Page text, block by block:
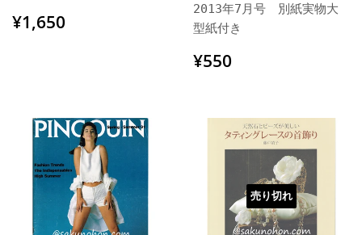
通
常
¥1,650
2013年7月号 別紙実物大
型紙付き
通
常
格
¥550
売り切れ